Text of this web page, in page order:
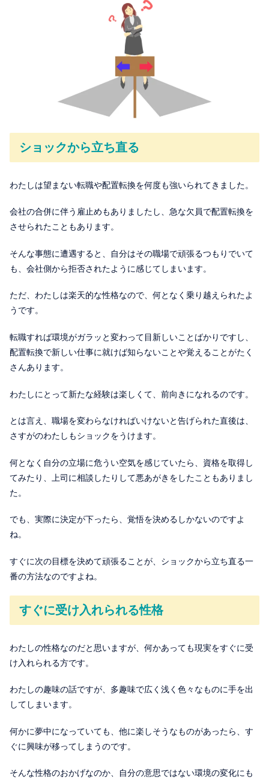
ショックから立ち直る
わたしは望まない転職や配置転換を何度も強いられてきました。
会社の合併に伴う雇止めもありましたし、急な欠員で配置転換を
させられたこともあります。
そんな事態に遭遇すると、自分はその職場で頑張るつもりでいて
も、会社側から拒否されたように感じてしまいます。
ただ、わたしは楽天的な性格なので、何となく乗り越えられたよ
うです。
転職すれば環境がガラッと変わって目新しいことばかりですし、
配置転換で新しい仕事に就けば知らないことや覚えることがたく
さんあります。
わたしにとって新たな経験は楽しくて、前向きになれるのです。
とは言え、職場を変わらなければいけないと告げられた直後は、
さすがのわたしもショックをうけます。
何となく自分の立場に危うい空気を感じていたら、資格を取得し
てみたり、上司に相談したりして悪あがきをしたこともありまし
た。
でも、実際に決定が下ったら、覚悟を決めるしかないのですよ
ね。
すぐに次の目標を決めて頑張ることが、ショックから立ち直る一
番の方法なのですよね。
すぐに受け入れられる性格
わたしの性格なのだと思いますが、何かあっても現実をすぐに受
け入れられる方です。
わたしの趣味の話ですが、多趣味で広く浅く色々なものに手を出
してしまいます。
何かに夢中になっていても、他に楽しそうなものがあったら、す
ぐに興味が移ってしまうのです。
そんな性格のおかげなのか、自分の意思ではない環境の変化にも